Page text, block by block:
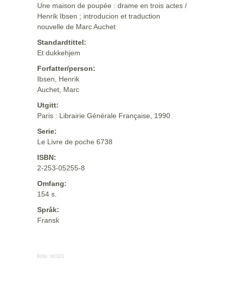
Une maison de poupée : drame en trois actes /
Henrik Ibsen ; introducion et traduction
nouvelle de Marc Auchet
Standardtittel:
Et dukkehjem
Forfatter/person:
Ibsen, Henrik
Auchet, Marc
Utgitt:
Paris : Librairie Générale Française, 1990
Serie:
Le Livre de poche 6738
ISBN:
2-253-05255-8
Omfang:
154 s.
Språk:
Fransk
Kilde: MODS